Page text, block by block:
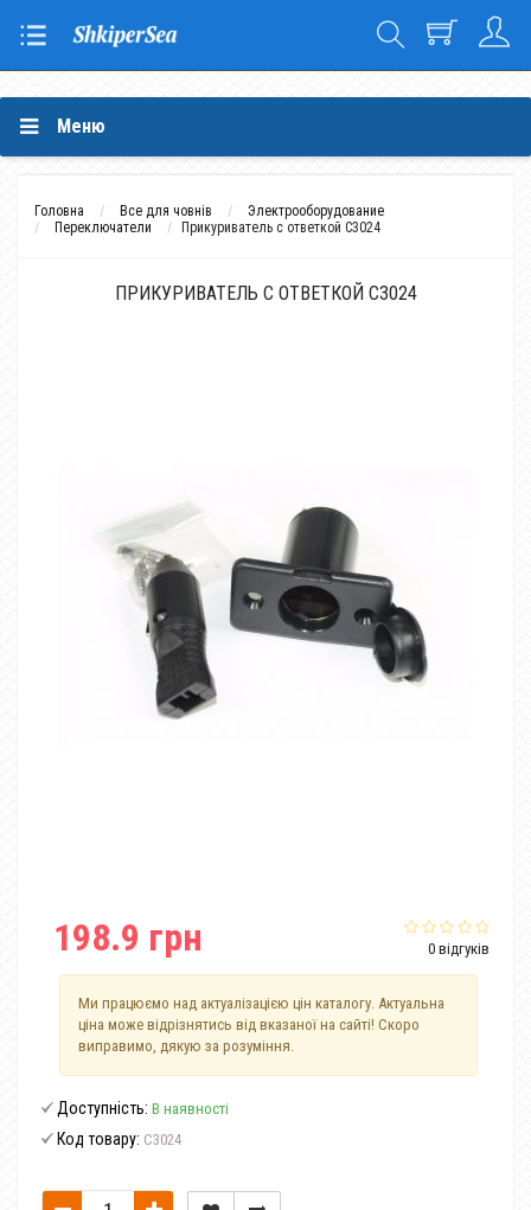
Меню
Головна Все для човнів
Электрооборудование
Переключатели
Прикуриватель с ответкой C3024
ПРИКУРИВАТЕЛЬ С ОТВЕТКОЙ C3024
0 відгуків
198.9 грн
Ми працюємо над актуалізацією цін каталогу. Актуальна
ціна може відрізнятись від вказаної на сайті! Скоро
виправимо, дякую за розуміння.
Доступність: В наявності
Код товару: C3024